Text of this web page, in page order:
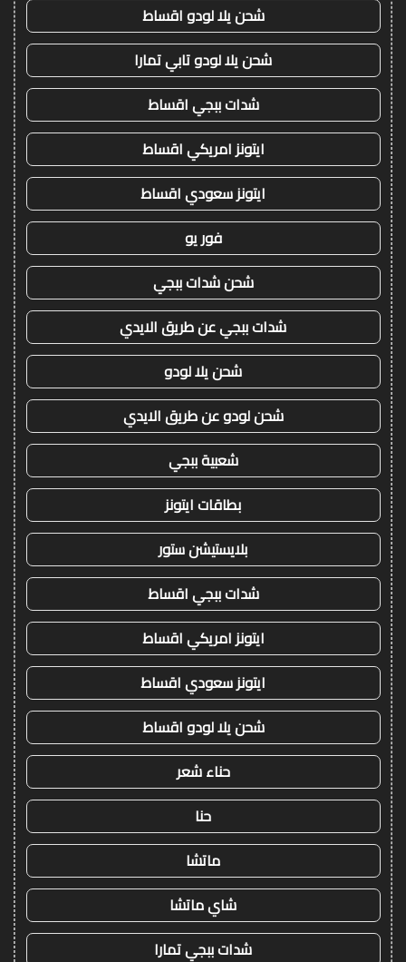
شحن يلا لودو اقساط
شحن يلا لودو تابي تمارا
شدات ببجي اقساط
ايتونز امريكي اقساط
ايتونز سعودي اقساط
فور يو
شحن شدات ببجي
شدات ببجي عن طريق الايدي
شحن يلا لودو
شحن لودو عن طريق الايدي
شعبية ببجي
بطاقات ايتونز
بلايستيشن ستور
شدات ببجي اقساط
ايتونز امريكي اقساط
ايتونز سعودي اقساط
شحن يلا لودو اقساط
حناء شعر
حنا
ماتشا
شاي ماتشا
شدات ببجي تمارا